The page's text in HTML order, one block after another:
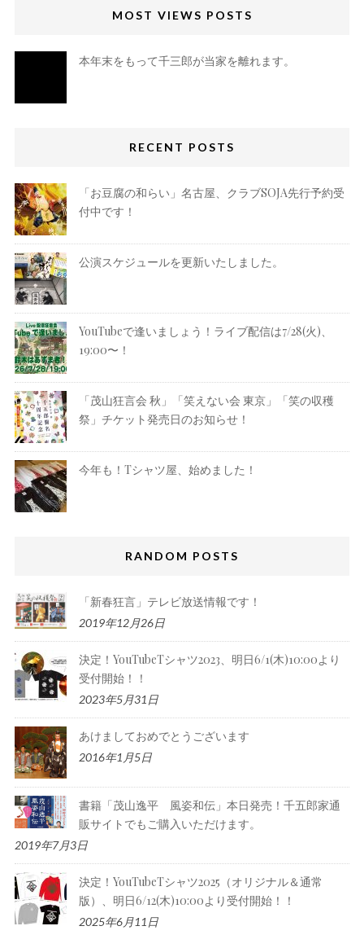
MOST VIEWS POSTS
本年末をもって千三郎が当家を離れます。
RECENT POSTS
「お豆腐の和らい」名古屋、クラブSOJA先行予約受
付中です！
公演スケジュールを更新いたしました。
YouTubeで逢いましょう！ライブ配信は7/28(火)、
19:00〜！
「茂山狂言会 秋」「笑えない会 東京」「笑の収穫
祭」チケット発売日のお知らせ！
今年も！Tシャツ屋、始めました！
RANDOM POSTS
「新春狂言」テレビ放送情報です！
2019年12月26日
決定！YouTubeTシャツ2023、明日6/1(木)10:00より
受付開始！！
2023年5月31日
あけましておめでとうございます
2016年1月5日
書籍「茂山逸平 風姿和伝」本日発売！千五郎家通
販サイトでもご購入いただけます。
2019年7月3日
決定！YouTubeTシャツ2025（オリジナル＆通常
版）、明日6/12(木)10:00より受付開始！！
2025年6月11日